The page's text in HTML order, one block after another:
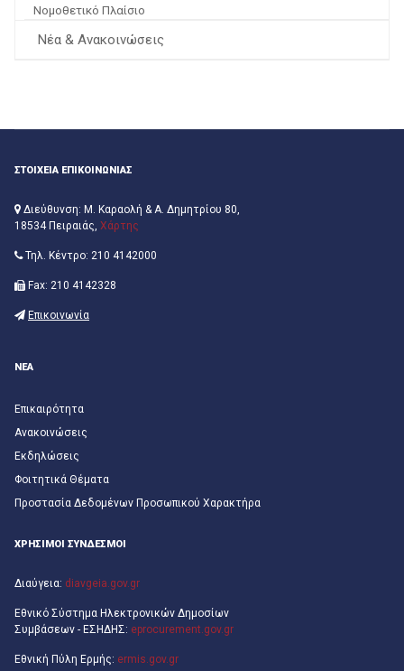
Νομοθετικό Πλαίσιο
Νέα & Ανακοινώσεις
ΣΤΟΙΧΕΙΑ ΕΠΙΚΟΙΝΩΝΙΑΣ
Διεύθυνση: Μ. Καραολή & Α. Δημητρίου 80,
18534 Πειραιάς, Χάρτης
Τηλ. Κέντρο: 210 4142000
Fax: 210 4142328
Επικοινωνία
ΝΕΑ
Επικαιρότητα
Ανακοινώσεις
Εκδηλώσεις
Φοιτητικά Θέματα
Προστασία Δεδομένων Προσωπικού Χαρακτήρα
ΧΡΗΣΙΜΟΙ ΣΥΝΔΕΣΜΟΙ
Διαύγεια: diavgeia.gov.gr
Εθνικό Σύστημα Ηλεκτρονικών Δημοσίων
Συμβάσεων - ΕΣΗΔΗΣ: eprocurement.gov.gr
Εθνική Πύλη Ερμής: ermis.gov.gr